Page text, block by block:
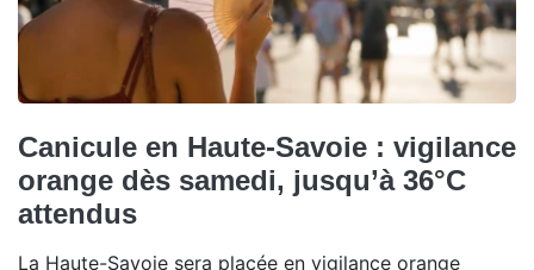
Canicule en Haute-Savoie : vigilance
orange dès samedi, jusqu’à 36°C
attendus
La Haute-Savoie sera placée en vigilance orange